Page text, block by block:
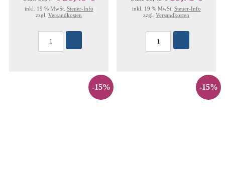
inkl. 19 % MwSt. Steuer-Info
zzgl. Versandkosten
inkl. 19 % MwSt. Steuer-Info
zzgl. Versandkosten
-15% -15%